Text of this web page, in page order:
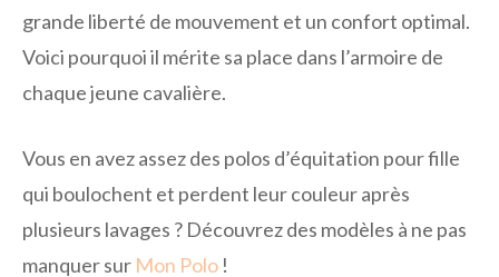
grande liberté de mouvement et un confort optimal.
Voici pourquoi il mérite sa place dans l’armoire de
chaque jeune cavalière.
Vous en avez assez des polos d’équitation pour fille
qui boulochent et perdent leur couleur après
plusieurs lavages ? Découvrez des modèles à ne pas
manquer sur Mon Polo !